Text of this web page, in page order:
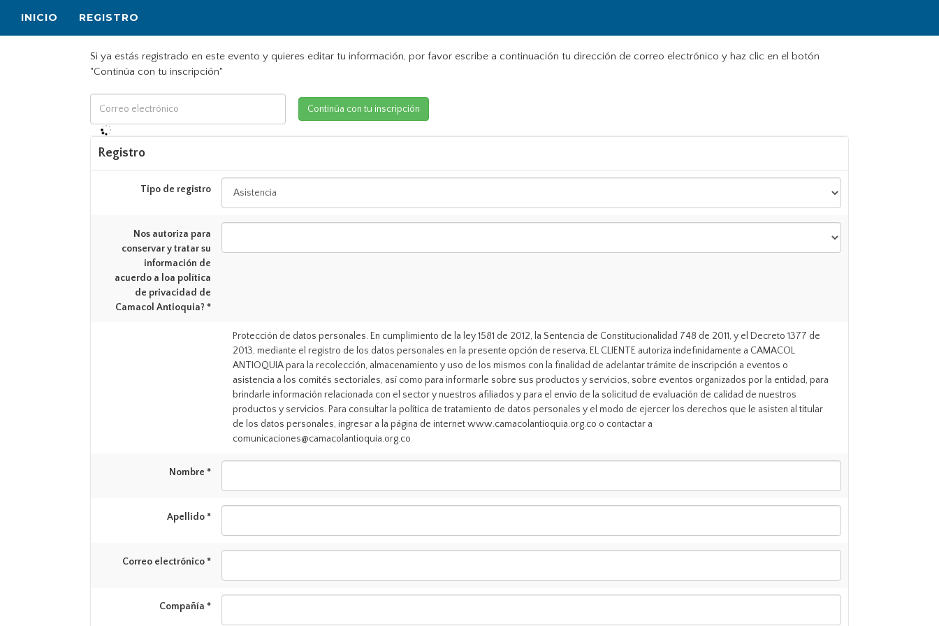
INICIO REGISTRO
Si ya estás registrado en este evento y quieres editar tu información, por favor escribe a continuación tu dirección de correo electrónico y haz clic en el botón
"Continúa con tu inscripción"
Registro
Tipo de registro
Nos autoriza para
conservar y tratar su
información de
acuerdo a loa política
de privacidad de
Camacol Antioquia? *
Protección de datos personales. En cumplimiento de la ley 1581 de 2012, la Sentencia de Constitucionalidad 748 de 2011, y el Decreto 1377 de
2013, mediante el registro de los datos personales en la presente opción de reserva, EL CLIENTE autoriza indefinidamente a CAMACOL
ANTIOQUIA para la recolección, almacenamiento y uso de los mismos con la finalidad de adelantar trámite de inscripción a eventos o
asistencia a los comités sectoriales, así como para informarle sobre sus productos y servicios, sobre eventos organizados por la entidad, para
brindarle información relacionada con el sector y nuestros afiliados y para el envío de la solicitud de evaluación de calidad de nuestros
productos y servicios. Para consultar la política de tratamiento de datos personales y el modo de ejercer los derechos que le asisten al titular
de los datos personales, ingresar a la página de internet www.camacolantioquia.org.co o contactar a
comunicaciones@camacolantioquia.org.co
Nombre *
Apellido *
Correo electrónico *
Compañía *